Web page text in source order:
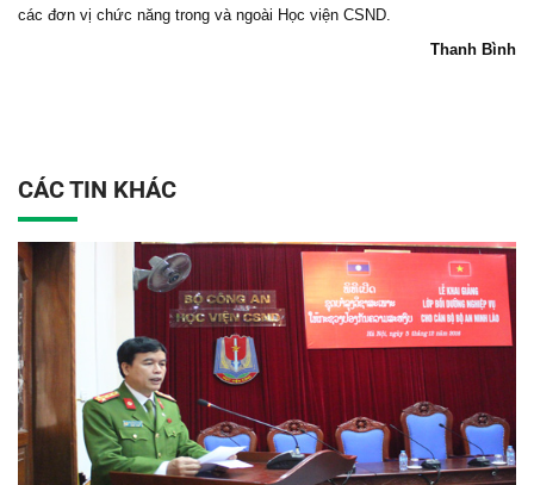
các đơn vị chức năng trong và ngoài Học viện CSND.
Thanh Bình
CÁC TIN KHÁC